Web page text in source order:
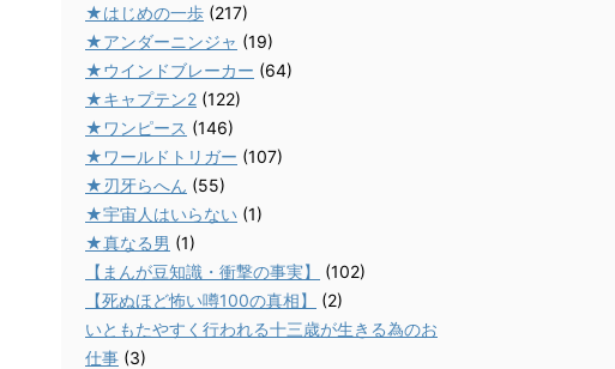
★はじめの一歩 (217)
★アンダーニンジャ (19)
★ウインドブレーカー (64)
★キャプテン2 (122)
★ワンピース (146)
★ワールドトリガー (107)
★刃牙らへん (55)
★宇宙人はいらない (1)
★真なる男 (1)
【まんが豆知識・衝撃の事実】
(102)
【死ぬほど怖い噂100の真相】
(2)
いともたやすく行われる十三歳が生きる為のお
仕事 (3)